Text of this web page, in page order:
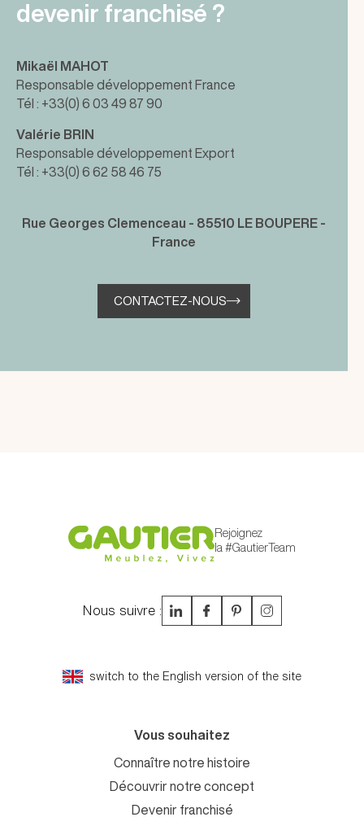
devenir franchisé ?
Mikaël MAHOT
Responsable développement France
Tél : +33(0) 6 03 49 87 90
Valérie BRIN
Responsable développement Export
Tél : +33(0) 6 62 58 46 75
Rue Georges Clemenceau - 85510 LE BOUPERE -
France
CONTACTEZ-NOUS
Rejoignez
la #GautierTeam
Nous suivre :
switch to the English version of the site
Vous souhaitez
Connaître notre histoire
Découvrir notre concept
Devenir franchisé